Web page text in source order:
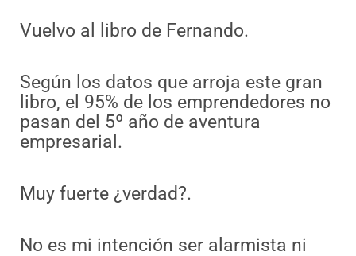
Vuelvo al libro de Fernando.
Según los datos que arroja este gran
libro, el 95% de los emprendedores no
pasan del 5º año de aventura
empresarial.
Muy fuerte ¿verdad?.
No es mi intención ser alarmista ni